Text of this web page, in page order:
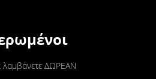
λαμβάνετε ΔΩΡΕΑΝ